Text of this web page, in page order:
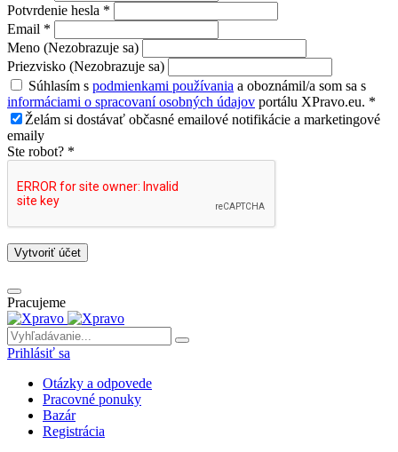
Potvrdenie hesla *
Email *
Meno (Nezobrazuje sa)
Priezvisko (Nezobrazuje sa)
Súhlasím s podmienkami používania a oboznámil/a som sa s
informáciami o spracovaní osobných údajov portálu XPravo.eu. *
Želám si dostávať občasné emailové notifikácie a marketingové
emaily
Ste robot? *
Vytvoriť účet
Pracujeme
Prihlásiť sa
Otázky a odpovede
Pracovné ponuky
Bazár
Registrácia